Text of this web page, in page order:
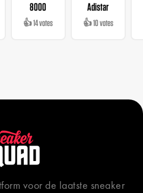
8000
👍 14 votes
Adistar
👍 10 votes
voor de laatste sneaker